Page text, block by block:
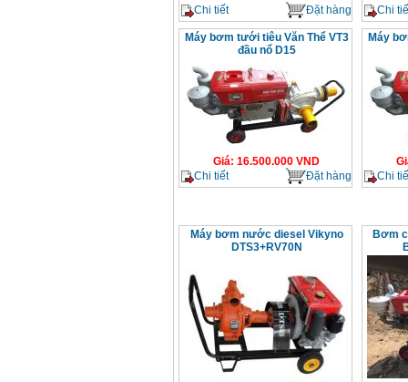
Chi tiết
Đặt hàng
Chi
Máy bơm tưới tiêu Văn Thể VT3
đầu nổ D15
Giá: 16.500.000 VND
Chi tiết
Đặt hàng
Máy
Chi
Máy bơm nước diesel Vikyno
DTS3+RV70N
Bơm